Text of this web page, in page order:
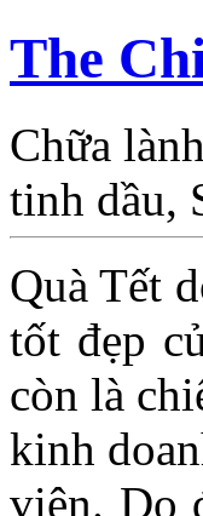
The
Chữa
tinh dầu,
Quà Tết
tốt đẹp
còn là
kinh
viên. Do